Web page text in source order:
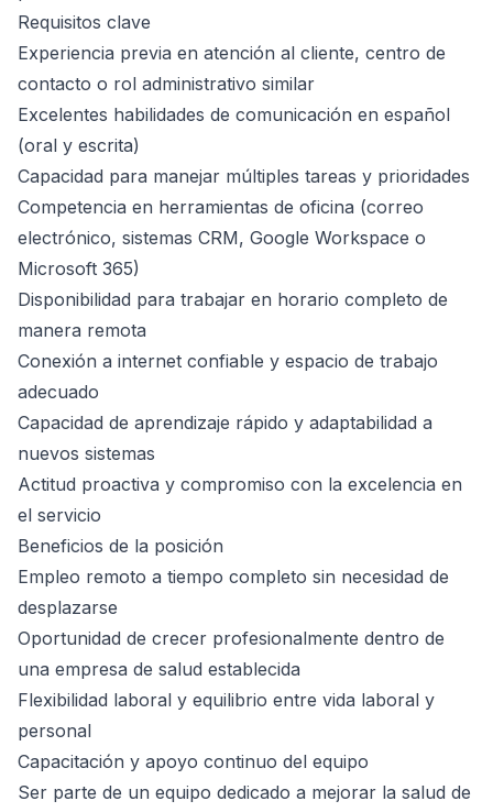
Requisitos clave
Experiencia previa en atención al cliente, centro de
contacto o rol administrativo similar
Excelentes habilidades de comunicación en español
(oral y escrita)
Capacidad para manejar múltiples tareas y prioridades
Competencia en herramientas de oficina (correo
electrónico, sistemas CRM, Google Workspace o
Microsoft 365)
Disponibilidad para trabajar en horario completo de
manera remota
Conexión a internet confiable y espacio de trabajo
adecuado
Capacidad de aprendizaje rápido y adaptabilidad a
nuevos sistemas
Actitud proactiva y compromiso con la excelencia en
el servicio
Beneficios de la posición
Empleo remoto a tiempo completo sin necesidad de
desplazarse
Oportunidad de crecer profesionalmente dentro de
una empresa de salud establecida
Flexibilidad laboral y equilibrio entre vida laboral y
personal
Capacitación y apoyo continuo del equipo
Ser parte de un equipo dedicado a mejorar la salud de